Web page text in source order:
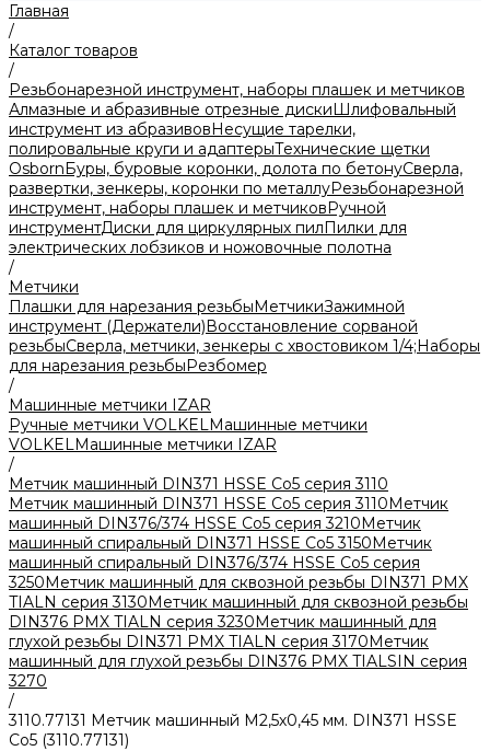
Главная
/
Каталог товаров
/
Резьбонарезной инструмент, наборы плашек и метчиков
Алмазные и абразивные отрезные дискиШлифовальный
инструмент из абразивовНесущие тарелки,
полировальные круги и адаптерыТехнические щетки
OsbornБуры, буровые коронки, долота по бетонуСверла,
развертки, зенкеры, коронки по металлуРезьбонарезной
инструмент, наборы плашек и метчиковРучной
инструментДиски для циркулярных пилПилки для
электрических лобзиков и ножовочные полотна
/
Метчики
Плашки для нарезания резьбыМетчикиЗажимной
инструмент (Держатели)Восстановление сорваной
резьбыСверла, метчики, зенкеры с хвостовиком 1/4;Наборы
для нарезания резьбыРезбомер
/
Машинные метчики IZAR
Ручные метчики VOLKELМашинные метчики
VOLKELМашинные метчики IZAR
/
Метчик машинный DIN371 HSSE Co5 серия 3110
Метчик машинный DIN371 HSSE Co5 серия 3110Метчик
машинный DIN376/374 HSSE Co5 серия 3210Метчик
машинный спиральный DIN371 HSSE Co5 3150Метчик
машинный спиральный DIN376/374 HSSE Co5 серия
3250Метчик машинный для сквозной резьбы DIN371 PMX
TIALN серия 3130Метчик машинный для сквозной резьбы
DIN376 PMX TIALN серия 3230Метчик машинный для
глухой резьбы DIN371 PMX TIALN серия 3170Метчик
машинный для глухой резьбы DIN376 PMX TIALSIN серия
3270
/
3110.77131 Метчик машинный М2,5х0,45 мм. DIN371 HSSE
Co5 (3110.77131)